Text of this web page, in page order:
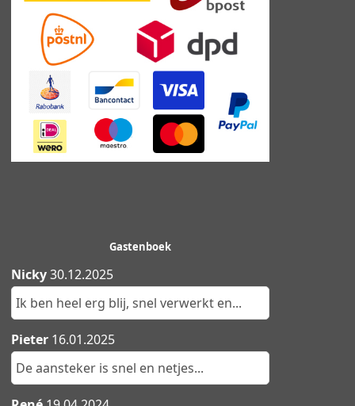
Gastenboek
Nicky30.12.2025
Ik ben heel erg blij, snel verwerkt en...
Pieter 16.01.2025
De aansteker is snel en netjes...